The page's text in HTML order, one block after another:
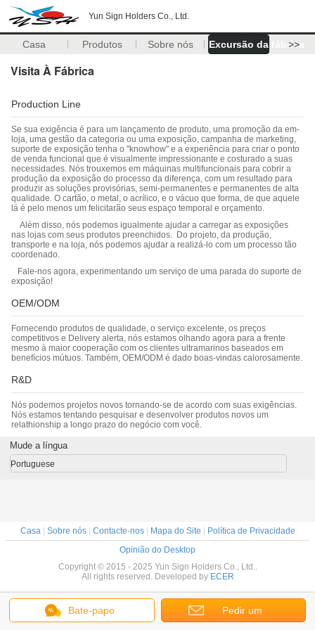
Yun Sign Holders Co., Ltd.
Casa Produtos Sobre nós Excursão da fábrica
>>
Visita À Fábrica
Production Line
Se sua exigência é para um lançamento de produto, uma promoção da em-
loja, uma gestão da categoria ou uma exposição, campanha de marketing,
suporte de exposição tenha o "knowhow" e a experiência para criar o ponto
de venda funcional que é visualmente impressionante e costurado a suas
necessidades. Nós trouxemos em máquinas multifuncionais para cobrir a
produção da exposição do processo da diferença, com um resultado para
produzir as soluções provisórias, semi-permanentes e permanentes de alta
qualidade. O cartão, o metal, o acrílico, e o vácuo que forma, de que aquele
lá é pelo menos um felicitarão seus espaço temporal e orçamento.
Além disso, nós podemos igualmente ajudar a carregar as exposições
nas lojas com seus produtos preenchidos. Do projeto, da produção,
transporte e na loja, nós podemos ajudar a realizá-lo com um processo tão
coordenado.
Fale-nos agora, experimentando um serviço de uma parada do suporte de
exposição!
OEM/ODM
Fornecendo produtos de qualidade, o serviço excelente, os preços
competitivos e Delivery alerta, nós estamos olhando agora para a frente
mesmo à maior cooperação com os clientes ultramarinos baseados em
benefícios mútuos. Também, OEM/ODM é dado boas-vindas calorosamente.
R&D
Nós podemos projetos novos tornando-se de acordo com suas exigências.
Nós estamos tentando pesquisar e desenvolver produtos novos um
relathionship a longo prazo do negócio com você.
Bate-papo Pedir um
Mude a língua
Portuguese
Casa| Sobre nós| Contacte-nos| Mapa do Site
Política de Privacidade
Opinião do Desktop
Copyright © 2015 - 2025 Yun Sign Holders Co., Ltd..
All rights reserved. Developed by ECER